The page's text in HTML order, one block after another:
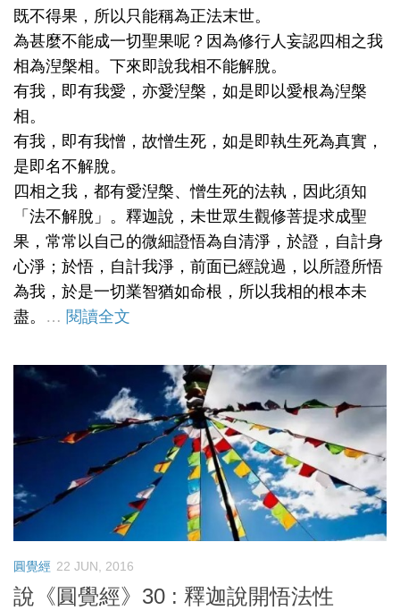
既不得果，所以只能稱為正法末世。
為甚麼不能成一切聖果呢？因為修行人妄認四相之我
相為湼槃相。下來即說我相不能解脫。
有我，即有我愛，亦愛湼槃，如是即以愛根為湼槃
相。
有我，即有我憎，故憎生死，如是即執生死為真實，
是即名不解脫。
四相之我，都有愛湼槃、憎生死的法執，因此須知
「法不解脫」。釋迦說，未世眾生觀修菩提求成聖
果，常常以自己的微細證悟為自清淨，於證，自計身
心淨；於悟，自計我淨，前面已經說過，以所證所悟
為我，於是一切業智猶如命根，所以我相的根本未
盡。 … 閱讀全文
圓覺經 22 JUN, 2016
說《圓覺經》30 : 釋迦說開悟法性